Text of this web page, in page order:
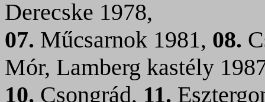
Derecske 1978,
07. Műcsarnok 1981, 08.
Mór, Lamberg kastély
10. Csongrád, 11.